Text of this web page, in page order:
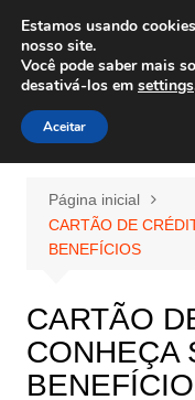
para
conteúdo
Wiley Wales
corais algas e vida
Página inicial
CARTÃO DE
BENEFÍCIOS
CARTÃO
CONHEÇA
Estamos usando
nosso site.
Você pode saber mais
desativá-los em settings
Aceitar